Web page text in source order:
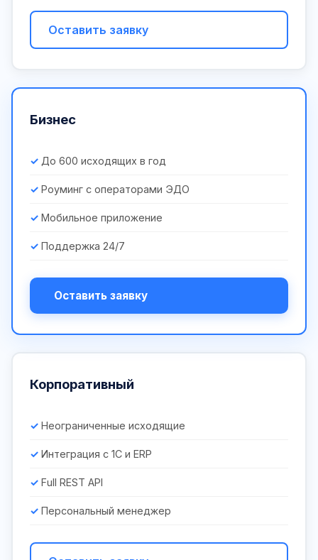
Оставить заявку
Бизнес
До 600 исходящих в год
Роуминг с операторами ЭДО
Мобильное приложение
Поддержка 24/7
Оставить заявку
Корпоративный
Неограниченные исходящие
Интеграция с 1С и ERP
Full REST API
Персональный менеджер